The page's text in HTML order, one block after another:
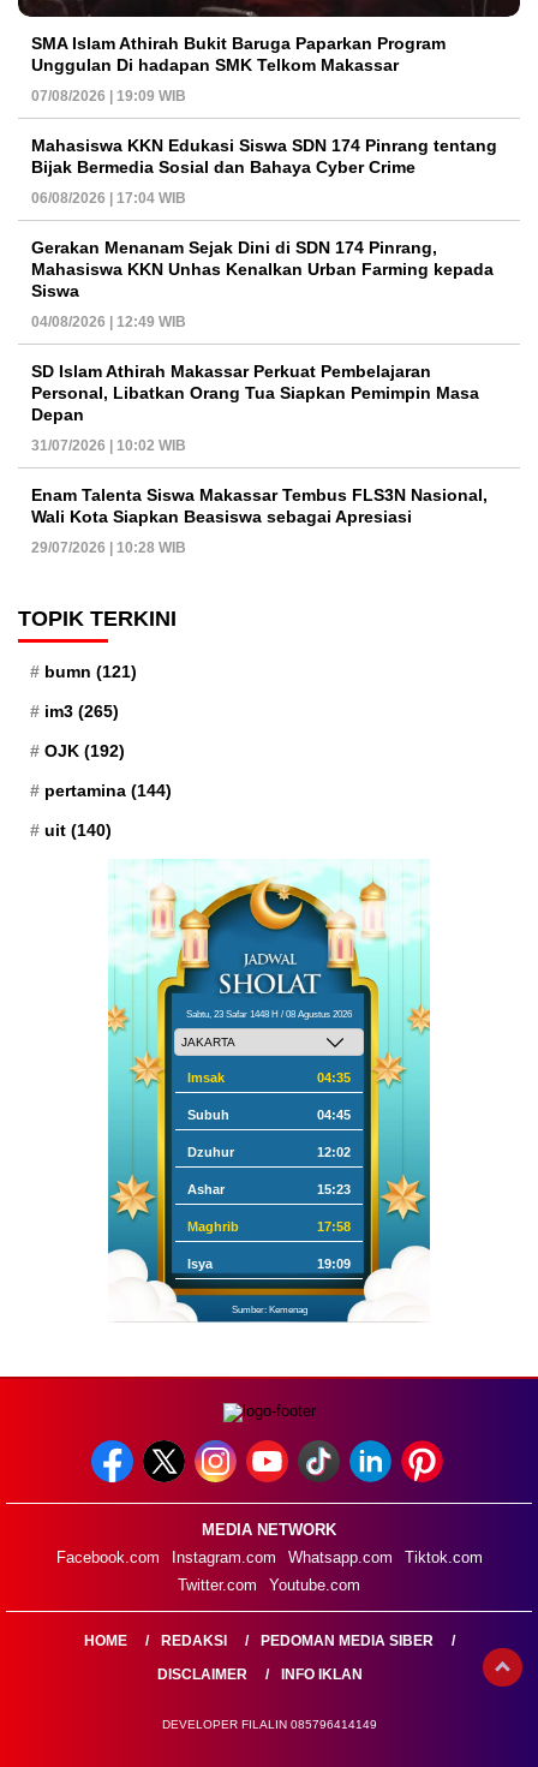
SMA Islam Athirah Bukit Baruga Paparkan Program
Unggulan Di hadapan SMK Telkom Makassar
07/08/2026 | 19:09 WIB
Mahasiswa KKN Edukasi Siswa SDN 174 Pinrang tentang
Bijak Bermedia Sosial dan Bahaya Cyber Crime
06/08/2026 | 17:04 WIB
Gerakan Menanam Sejak Dini di SDN 174 Pinrang,
Mahasiswa KKN Unhas Kenalkan Urban Farming kepada
Siswa
04/08/2026 | 12:49 WIB
SD Islam Athirah Makassar Perkuat Pembelajaran
Personal, Libatkan Orang Tua Siapkan Pemimpin Masa
Depan
31/07/2026 | 10:02 WIB
Enam Talenta Siswa Makassar Tembus FLS3N Nasional,
Wali Kota Siapkan Beasiswa sebagai Apresiasi
29/07/2026 | 10:28 WIB
TOPIK TERKINI
bumn (121)
im3 (265)
OJK (192)
pertamina (144)
uit (140)
Sabtu, 23 Safar 1448 H / 08 Agustus 2026
Imsak 04:35
Subuh 04:45
Dzuhur 12:02
Ashar 15:23
Maghrib 17:58
Isya 19:09
Sumber: Kemenag
MEDIA NETWORK
Facebook.com
Instagram.com Whatsapp.com
Tiktok.com
Twitter.com
Youtube.com
HOME REDAKSI
PEDOMAN MEDIA SIBER
DISCLAIMER
INFO IKLAN
DEVELOPER FILALIN 085796414149